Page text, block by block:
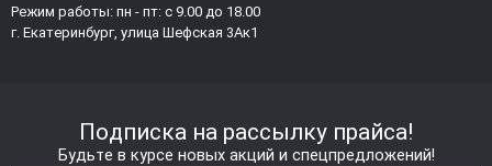
Режим работы: пн - пт: с 9.00 до 18.00
г. Екатеринбург, улица Шефская 3Ак1
Подписка на рассылку прайса!
Будьте в курсе новых акций и спецпредложений!